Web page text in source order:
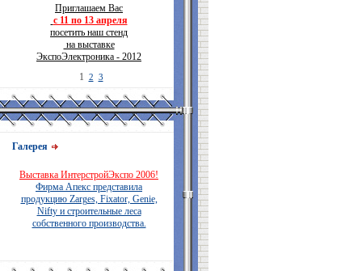
Приглашаем Вас
с 11 по 13 апреля
посетить наш стенд
на выставке
ЭкспоЭлектроника - 2012
1 2 3
Галерея
Выставка ИнтерстройЭкспо 2006!
Фирма Апекс представила
продукцию Zarges, Fixator, Genie,
Nifty и строительные леса
собственного производства.